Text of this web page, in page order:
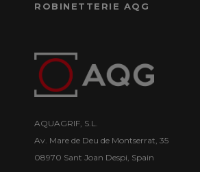
ROBINETTERIE AQG
AQUAGRIF, S.L.
Av. Mare de Deu de Montserrat, 35
08970 Sant Joan Despi, Spain